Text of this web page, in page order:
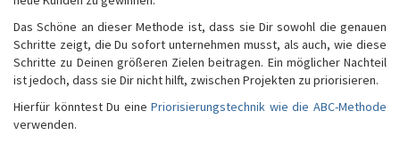
Das Schöne an dieser Methode ist, dass sie Dir sowohl die genauen
Schritte zeigt, die Du sofort unternehmen musst, als auch, wie diese
Schritte zu Deinen größeren Zielen beitragen. Ein möglicher Nachteil
ist jedoch, dass sie Dir nicht hilft, zwischen Projekten zu priorisieren.
Hierfür könntest Du einePriorisierungstechnik wie die ABC-Methode
verwenden.